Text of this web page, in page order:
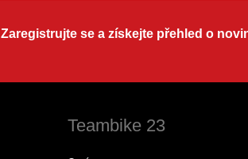
Zaregistrujte se a získejte přehled o
Teambike 23